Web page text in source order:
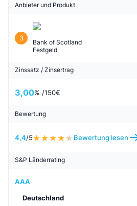
Anbieter und Produkt
3
Bank of Scotland
Festgeld
Zinssatz / Zinsertrag
3,00% /150€
Bewertung
4,4/5 Bewertung lesen
S&P Länderrating
AAA
Deutschland